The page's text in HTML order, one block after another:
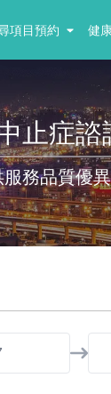
項目預約 健
止症諮
務品質優